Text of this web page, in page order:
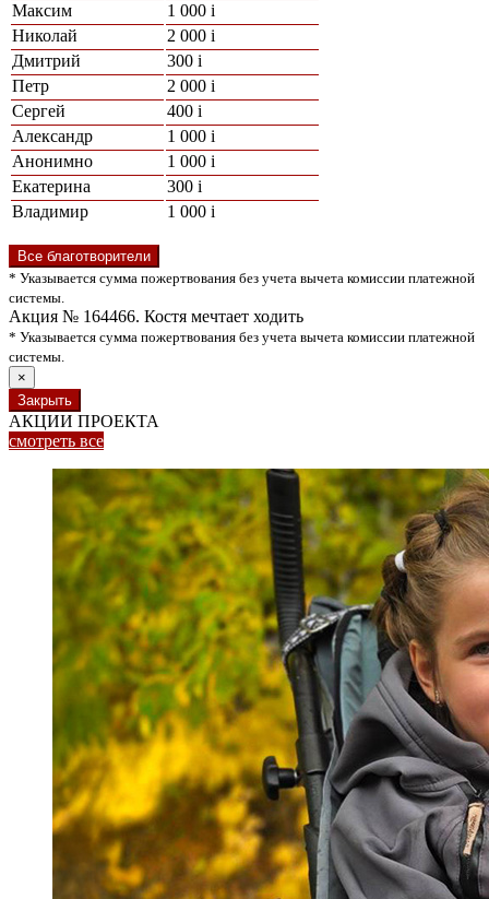
Максим
1 000 i
Николай
2 000 i
Дмитрий
300 i
Петр
2 000 i
Сергей
400 i
Александр
1 000 i
Анонимно
1 000 i
Екатерина
300 i
Владимир
1 000 i
Все благотворители
* Указывается сумма пожертвования без учета вычета комиссии платежной
системы.
Акция № 164466. Костя мечтает ходить
* Указывается сумма пожертвования без учета вычета комиссии платежной
системы.
×
Закрыть
АКЦИИ ПРОЕКТА
смотреть все